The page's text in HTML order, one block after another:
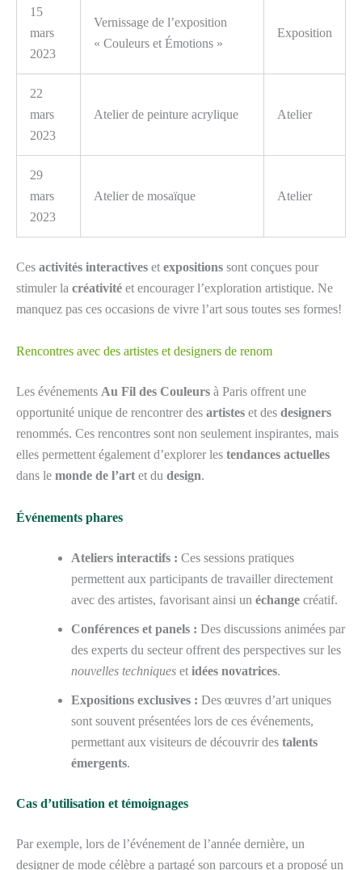
15
mars
2023
Vernissage de l’exposition
« Couleurs et Émotions »
Exposition
22
mars
2023
Atelier de peinture acrylique Atelier
29
mars
2023
Atelier de mosaïque Atelier
Ces activités interactives et expositions sont conçues pour
stimuler la créativité et encourager l’exploration artistique. Ne
manquez pas ces occasions de vivre l’art sous toutes ses formes!
Rencontres avec des artistes et designers de renom
Les événements Au Fil des Couleurs à Paris offrent une
opportunité unique de rencontrer des artistes et des designers
renommés. Ces rencontres sont non seulement inspirantes, mais
elles permettent également d’explorer les tendances actuelles
dans le monde de l’art et du design.
Événements phares
Ateliers interactifs : Ces sessions pratiques
permettent aux participants de travailler directement
avec des artistes, favorisant ainsi un échange créatif.
Conférences et panels : Des discussions animées par
des experts du secteur offrent des perspectives sur les
nouvelles techniques et idées novatrices.
Expositions exclusives : Des œuvres d’art uniques
sont souvent présentées lors de ces événements,
permettant aux visiteurs de découvrir des talents
émergents.
Cas d’utilisation et témoignages
Par exemple, lors de l’événement de l’année dernière, un
designer de mode célèbre a partagé son parcours et a proposé un